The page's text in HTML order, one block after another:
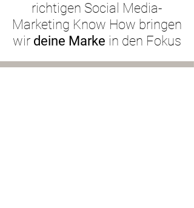
richtigen Social Media-
Marketing Know How bringen
wir deine Marke in den Fokus